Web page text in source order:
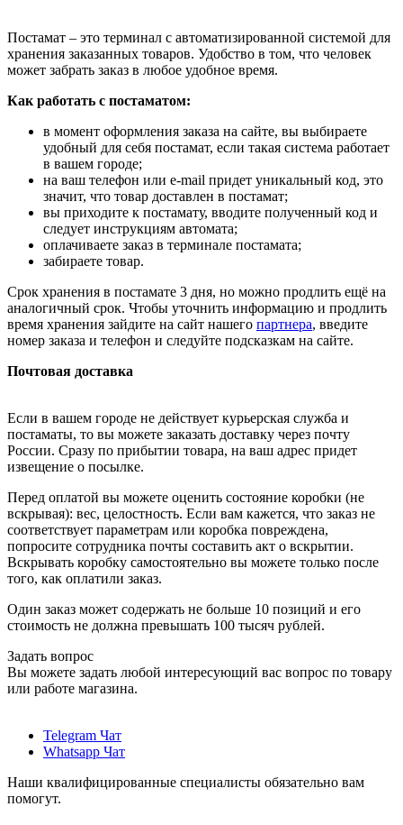
Постамат – это терминал с автоматизированной системой для
хранения заказанных товаров. Удобство в том, что человек
может забрать заказ в любое удобное время.
Как работать с постаматом:
в момент оформления заказа на сайте, вы выбираете
удобный для себя постамат, если такая система работает
в вашем городе;
на ваш телефон или e-mail придет уникальный код, это
значит, что товар доставлен в постамат;
вы приходите к постамату, вводите полученный код и
следует инструкциям автомата;
оплачиваете заказ в терминале постамата;
забираете товар.
Срок хранения в постамате 3 дня, но можно продлить ещё на
аналогичный срок. Чтобы уточнить информацию и продлить
время хранения зайдите на сайт нашего партнера, введите
номер заказа и телефон и следуйте подсказкам на сайте.
Почтовая доставка
Если в вашем городе не действует курьерская служба и
постаматы, то вы можете заказать доставку через почту
России. Сразу по прибытии товара, на ваш адрес придет
извещение о посылке.
Перед оплатой вы можете оценить состояние коробки (не
вскрывая): вес, целостность. Если вам кажется, что заказ не
соответствует параметрам или коробка повреждена,
попросите сотрудника почты составить акт о вскрытии.
Вскрывать коробку самостоятельно вы можете только после
того, как оплатили заказ.
Один заказ может содержать не больше 10 позиций и его
стоимость не должна превышать 100 тысяч рублей.
Задать вопрос
Вы можете задать любой интересующий вас вопрос по товару
или работе магазина.
Telegram Чат
Whatsapp Чат
Наши квалифицированные специалисты обязательно вам
помогут.